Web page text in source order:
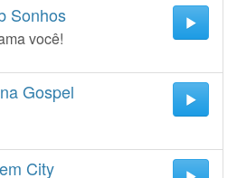
Sonhos
você!
Gospel
City